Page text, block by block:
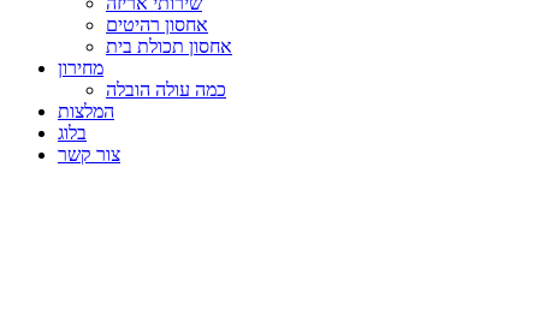
אחסון רהיטים
אחסון תכולת בית
מחירון
כמה עולה הובלה
המלצות
בלוג
צור קשר